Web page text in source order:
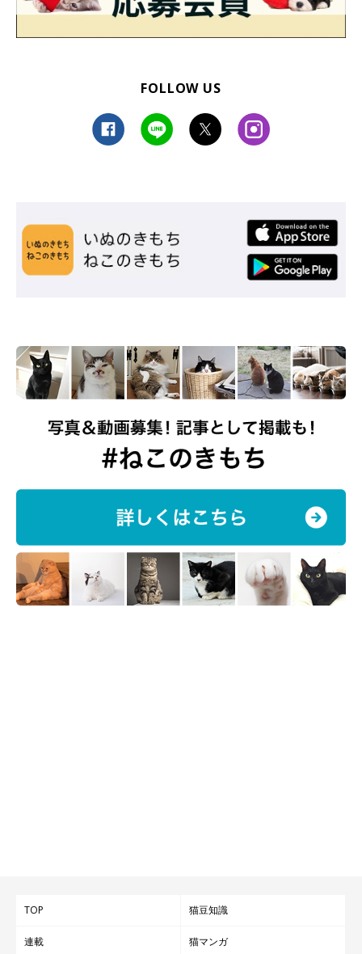
いかと思ったのです」
年10月、「もりねこ」は、３カ月の活動を経て集まった約３万名
分の署名を添えて、センター設立に関する請願を盛岡市議会に提
FOLLOW US
TOP 猫豆知識
連載 猫マンガ